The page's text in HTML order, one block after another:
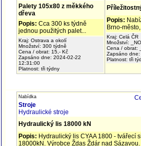
Palety 105x80 z měkkého
dřeva
Popis: Cca 300 ks týdně
jednou použitých palet...
Kraj: Ostrava a okolí
Množství: 300 týdně
Cena / obrat: 15,- Kč
Zapsáno dne: 2024-02-22
12:31:00
Platnost: tři týdny
Popis:
Brno-
Kraj: Celá ČR
Množství: _NO
Cena / obrat:
Zapsáno
Platnost: tři
Nabídka
Stroje
Hydraulické stroje
Hydraulický lis 18000 kN
Popis: Hydraulický lis CYAA 1800 - tvářecí
18000kN. Výrobce Ždas Ždár nad